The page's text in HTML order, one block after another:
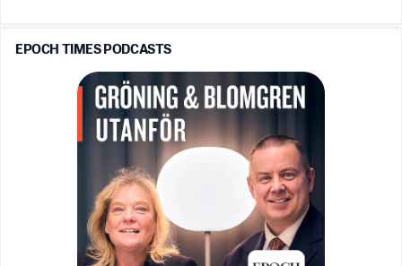
EPOCH TIMES PODCASTS